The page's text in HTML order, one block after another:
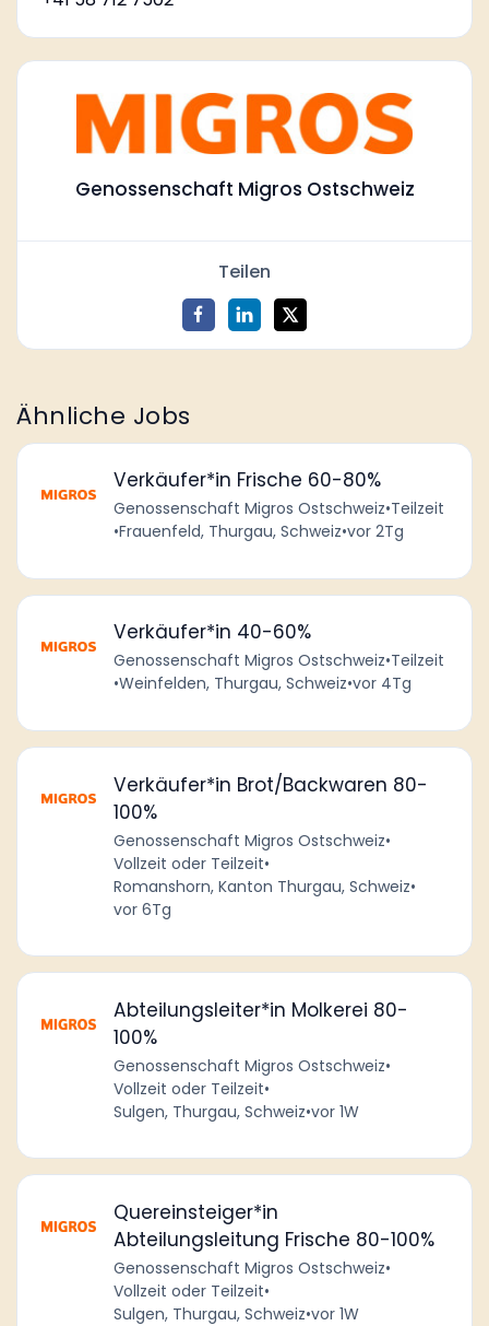
Genossenschaft Migros Ostschweiz
Teilen
Ähnliche Jobs
Verkäufer*in Frische 60-80%
Genossenschaft Migros Ostschweiz•Teilzeit
•Frauenfeld, Thurgau, Schweiz•vor 2Tg
Verkäufer*in 40-60%
Genossenschaft Migros Ostschweiz•Teilzeit
•Weinfelden, Thurgau, Schweiz•vor 4Tg
Verkäufer*in Brot/Backwaren 80-
100%
Genossenschaft Migros Ostschweiz•
Vollzeit oder Teilzeit•
Romanshorn, Kanton Thurgau, Schweiz•
vor 6Tg
Abteilungsleiter*in Molkerei 80-
100%
Genossenschaft Migros Ostschweiz•
Vollzeit oder Teilzeit•
Sulgen, Thurgau, Schweiz•vor 1W
Quereinsteiger*in
Abteilungsleitung Frische 80-100%
Genossenschaft Migros Ostschweiz•
Vollzeit oder Teilzeit•
Sulgen, Thurgau, Schweiz•vor 1W